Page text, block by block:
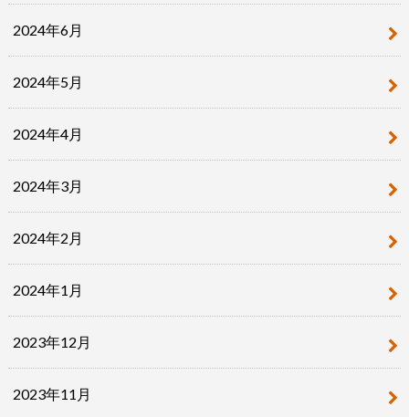
2024年6月
2024年5月
2024年4月
2024年3月
2024年2月
2024年1月
2023年12月
2023年11月